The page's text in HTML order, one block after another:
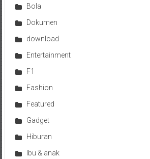
Bola
Dokumen
download
Entertainment
F1
Fashion
Featured
Gadget
Hiburan
Ibu & anak